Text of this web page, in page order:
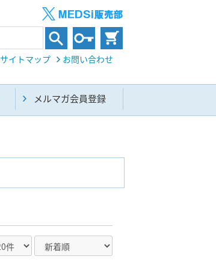
サイトマップ お問い合わせ
メルマガ会員登録
生命科学・関連書籍(38)